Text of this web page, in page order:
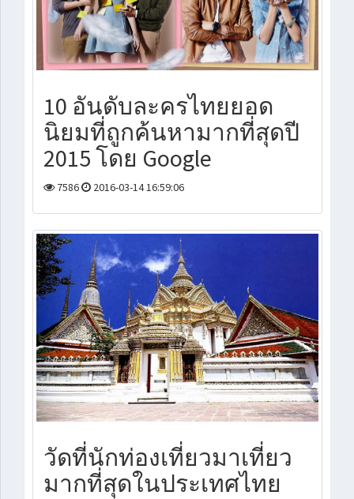
10 อันดับละครไทยยอด
นิยมที่ถูกค้นหามากที่สุดปี
2015 โดย Google
7586 2016-03-14 16:59:06
วัดที่นักท่องเที่ยวมาเที่ยว
มากที่สุดในประเทศไทย